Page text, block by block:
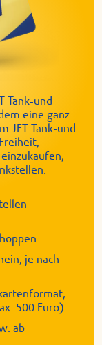
Tank-und
eine ganz
JET Tank-und
je nach
500 Euro)
ab